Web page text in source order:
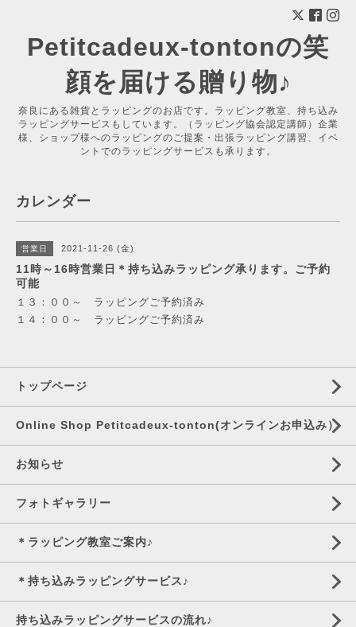
Petitcadeux-tontonの笑
顔を届ける贈り物♪
奈良にある雑貨とラッピングのお店です。ラッピング教室、持ち込み
ラッピングサービスもしています。（ラッピング協会認定講師）企業
様、ショップ様へのラッピングのご提案・出張ラッピング講習、イベ
ントでのラッピングサービスも承ります。
カレンダー
営業日 2021-11-26 (金)
11時～16時営業日＊持ち込みラッピング承ります。ご予約
可能
１３：００～ ラッピングご予約済み
１４：００～ ラッピングご予約済み
トップページ
Online Shop Petitcadeux-tonton(オンラインお申込み）
お知らせ
フォトギャラリー
＊ラッピング教室ご案内♪
＊持ち込みラッピングサービス♪
持ち込みラッピングサービスの流れ♪